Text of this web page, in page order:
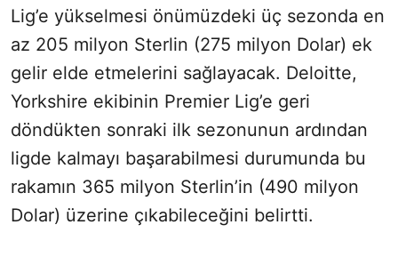
Lig’e yükselmesi önümüzdeki üç sezonda en
az 205 milyon Sterlin (275 milyon Dolar) ek
gelir elde etmelerini sağlayacak. Deloitte,
Yorkshire ekibinin Premier Lig’e geri
döndükten sonraki ilk sezonunun ardından
ligde kalmayı başarabilmesi durumunda bu
rakamın 365 milyon Sterlin’in (490 milyon
Dolar) üzerine çıkabileceğini belirtti.